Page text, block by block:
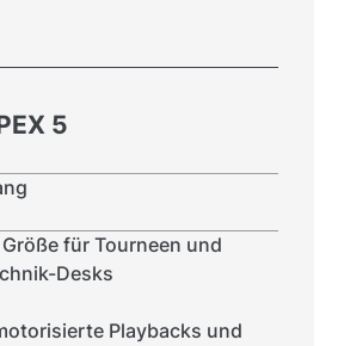
5
für Tourneen und
Desks
Playbacks und